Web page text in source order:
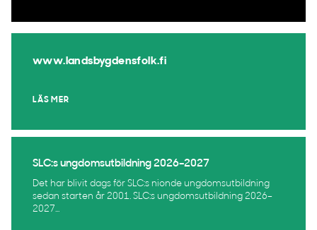
www.landsbygdensfolk.fi
LÄS MER
SLC:s ungdomsutbildning 2026–2027
Det har blivit dags för SLC:s nionde ungdomsutbildning
sedan starten år 2001. SLC:s ungdomsutbildning 2026–
2027...